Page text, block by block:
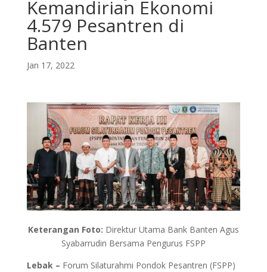
Kemandirian Ekonomi
4.579 Pesantren di
Banten
Jan 17, 2022
Keterangan Foto: Direktur Utama Bank Banten Agus
Syabarrudin Bersama Pengurus FSPP
Lebak – Forum Silaturahmi Pondok Pesantren (FSPP)